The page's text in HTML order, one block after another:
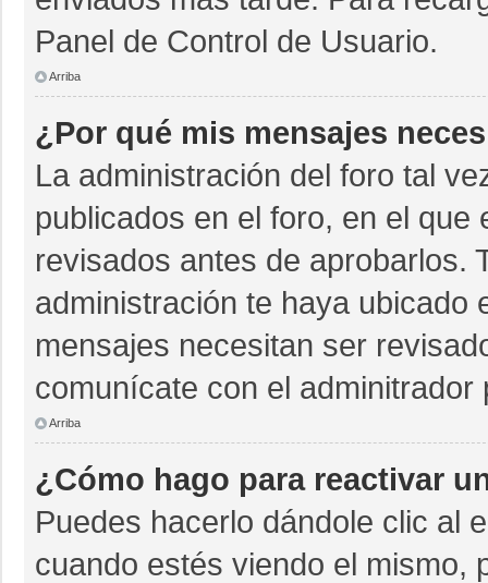
Panel de Control de Usuario.
Arriba
¿Por qué mis mensajes
La administración del foro tal
publicados en el foro, en el
revisados antes de aprobarlos.
administración te haya ubicado
mensajes necesitan ser
comunícate con el
Arriba
¿Cómo hago para reactivar
Puedes hacerlo dándole clic al
cuando estés viendo el mismo,